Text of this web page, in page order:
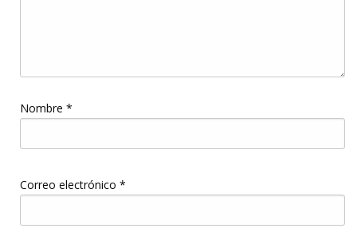
Nombre *
Correo electrónico *